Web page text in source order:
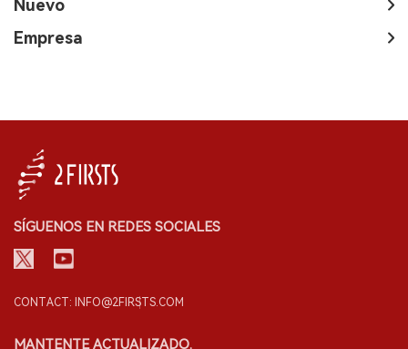
Nuevo
Empresa
SÍGUENOS EN REDES SOCIALES
CONTACT: INFO@2FIRSTS.COM
MANTENTE ACTUALIZADO.